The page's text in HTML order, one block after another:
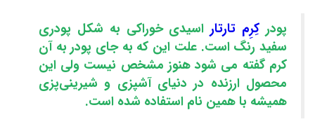
پودر کِرِم تارتار اسیدی خوراکی به شکل پودری
سفید رنگ است. علت این که به جای پودر به آن
کرم گفته می شود هنوز مشخص نیست ولی این
محصول ارزنده در دنیای آشپزی و شیرینی‌پزی
همیشه با همین نام استفاده شده است.